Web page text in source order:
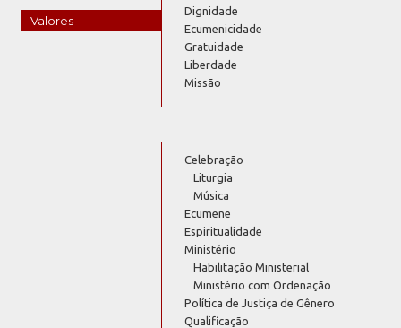
Valores
Dignidade
Ecumenicidade
Gratuidade
Liberdade
Missão
Celebração
Liturgia
Música
Ecumene
Espiritualidade
Ministério
Habilitação Ministerial
Ministério com Ordenação
Política de Justiça de Gênero
Qualificação